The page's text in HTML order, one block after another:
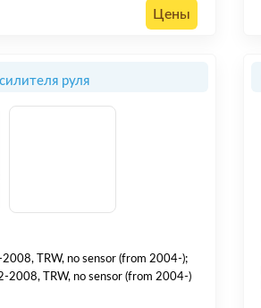
Цены
руля
TRW, no sensor (from 2004-);
2008, TRW, no sensor (from 2004-)